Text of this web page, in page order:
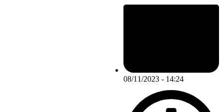
08/11/2023 - 14:24